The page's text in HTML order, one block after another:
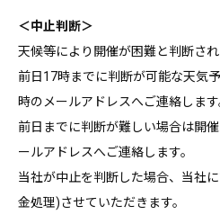
＜中止判断＞
天候等により開催が困難と判断され
前日17時までに判断が可能な天気
時のメールアドレスへご連絡します
前日までに判断が難しい場合は開
ールアドレスへご連絡します。
当社が中止を判断した場合、当社
金処理)させていただきます。